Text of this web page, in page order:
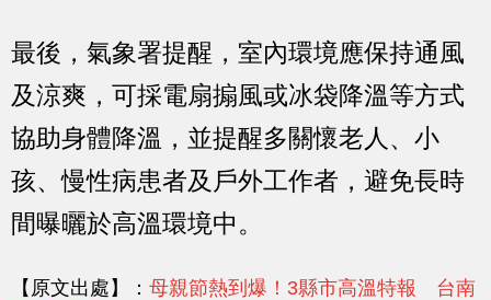
最後，氣象署提醒，室內環境應保持通風
及涼爽，可採電扇搧風或冰袋降溫等方式
協助身體降溫，並提醒多關懷老人、小
孩、慢性病患者及戶外工作者，避免長時
間曝曬於高溫環境中。
【原文出處】： 母親節熱到爆！3縣市高溫特報 台南